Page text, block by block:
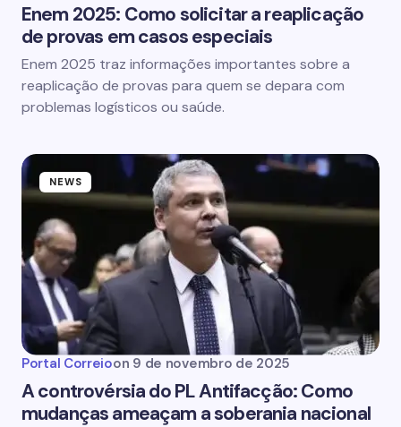
Enem 2025: Como solicitar a reaplicação
de provas em casos especiais
Enem 2025 traz informações importantes sobre a
reaplicação de provas para quem se depara com
problemas logísticos ou saúde.
NEWS
Portal Correioon 9 de novembro de 2025
A controvérsia do PL Antifacção: Como
mudanças ameaçam a soberania nacional